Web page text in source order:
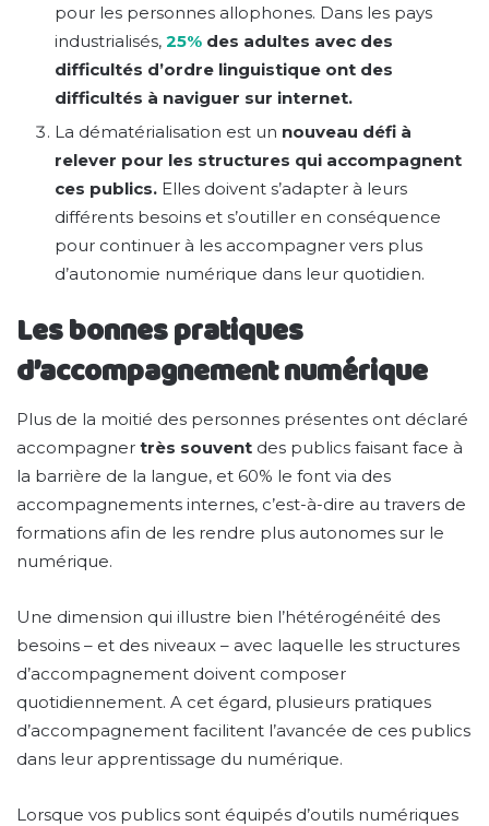
pour les personnes allophones. Dans les pays
industrialisés, 25% des adultes avec des
difficultés d’ordre linguistique ont des
difficultés à naviguer sur internet.
La dématérialisation est un nouveau défi à
relever pour les structures qui accompagnent
ces publics. Elles doivent s’adapter à leurs
différents besoins et s’outiller en conséquence
pour continuer à les accompagner vers plus
d’autonomie numérique dans leur quotidien.
Les bonnes pratiques
d’accompagnement numérique
Plus de la moitié des personnes présentes ont déclaré
accompagner très souvent des publics faisant face à
la barrière de la langue, et 60% le font via des
accompagnements internes, c’est-à-dire au travers de
formations afin de les rendre plus autonomes sur le
numérique.
Une dimension qui illustre bien l’hétérogénéité des
besoins – et des niveaux – avec laquelle les structures
d’accompagnement doivent composer
quotidiennement. A cet égard, plusieurs pratiques
d’accompagnement facilitent l’avancée de ces publics
dans leur apprentissage du numérique.
Lorsque vos publics sont équipés d’outils numériques